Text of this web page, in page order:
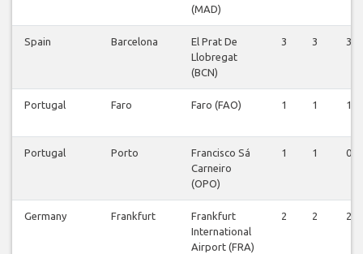
(MAD)
Spain Barcelona
El Prat De
Llobregat
(BCN)
3 3 3
Portugal Faro Faro (FAO) 1 1 1
Portugal Porto
Francisco Sá
Carneiro
(OPO)
1 1 0
Germany Frankfurt
Frankfurt
International
Airport (FRA)
2 2 2